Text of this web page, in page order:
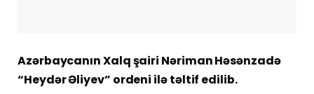
Azərbaycanın Xalq şairi Nəriman Həsənzadə
“Heydər Əliyev” ordeni ilə təltif edilib.